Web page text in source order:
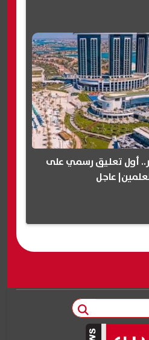
الـ 1000 دولار.. أول تعليق رسمي على
عاجل